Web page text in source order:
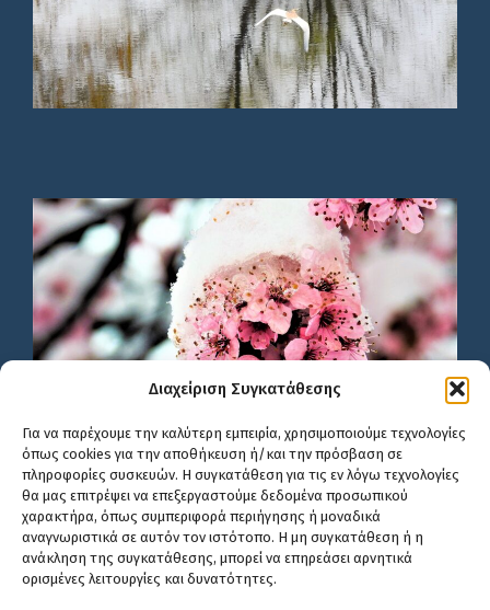
Διαχείριση Συγκατάθεσης
Για να παρέχουμε την καλύτερη εμπειρία, χρησιμοποιούμε τεχνολογίες
όπως cookies για την αποθήκευση ή/και την πρόσβαση σε
πληροφορίες συσκευών. Η συγκατάθεση για τις εν λόγω τεχνολογίες
θα μας επιτρέψει να επεξεργαστούμε δεδομένα προσωπικού
χαρακτήρα, όπως συμπεριφορά περιήγησης ή μοναδικά
αναγνωριστικά σε αυτόν τον ιστότοπο. Η μη συγκατάθεση ή η
ανάκληση της συγκατάθεσης, μπορεί να επηρεάσει αρνητικά
ορισμένες λειτουργίες και δυνατότητες.